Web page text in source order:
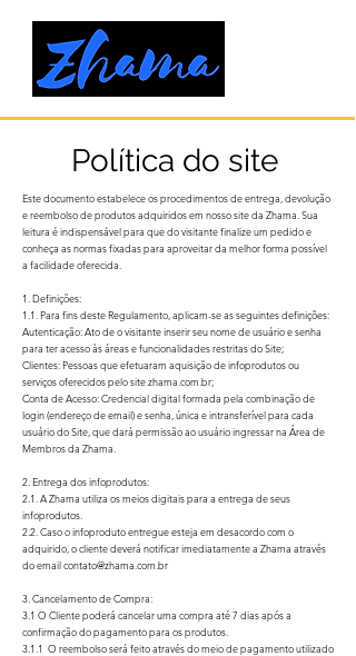
Política do site
Este documento estabelece os procedimentos de entrega, devolução
e reembolso de produtos adquiridos em nosso site da Zhama. Sua
leitura é indispensável para que do visitante finalize um pedido e
conheça as normas fixadas para aproveitar da melhor forma possível
a facilidade oferecida.
1. Definições:
1.1. Para fins deste Regulamento, aplicam-se as seguintes definições:
Autenticação: Ato de o visitante inserir seu nome de usuário e senha
para ter acesso às áreas e funcionalidades restritas do Site;
Clientes: Pessoas que efetuaram aquisição de infoprodutos ou
serviços oferecidos pelo site zhama.com.br;
Conta de Acesso: Credencial digital formada pela combinação de
login (endereço de email) e senha, única e intransferível para cada
usuário do Site, que dará permissão ao usuário ingressar na Área de
Membros da Zhama.
2. Entrega dos infoprodutos:
2.1. A Zhama utiliza os meios digitais para a entrega de seus
infoprodutos.
2.2. Caso o infoproduto entregue esteja em desacordo com o
adquirido, o cliente deverá notificar imediatamente a Zhama através
do email contato@zhama.com.br
3. Cancelamento de Compra:
3.1 O Cliente poderá cancelar uma compra até 7 dias após a
confirmação do pagamento para os produtos.
3.1.1 O reembolso será feito através do meio de pagamento utilizado